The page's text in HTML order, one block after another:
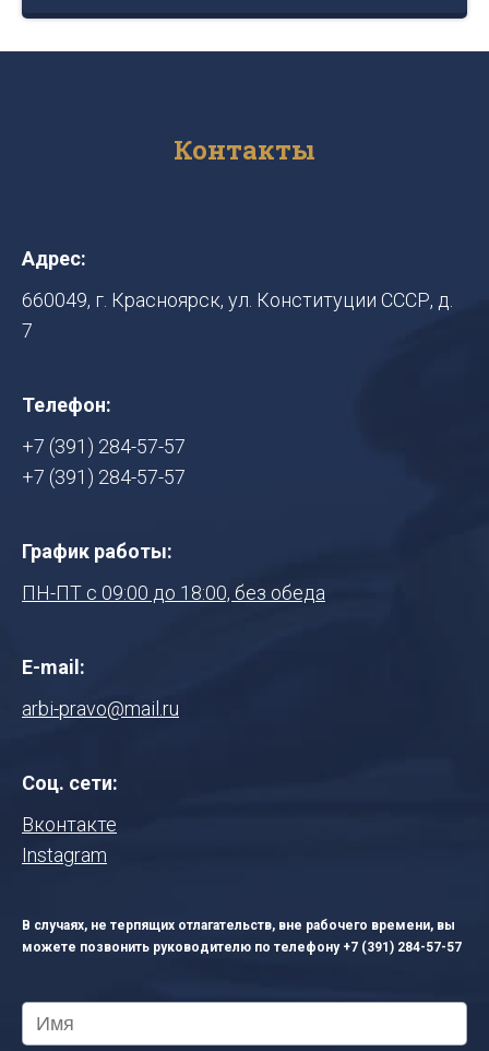
Контакты
Адрес:
660049, г. Красноярск, ул. Конституции СССР, д.
7
Телефон:
+7 (391) 284-57-57
+7 (391) 284-57-57
График работы:
ПН-ПТ с 09:00 до 18:00, без обеда
E-mail:
arbi-pravo@mail.ru
Соц. сети:
Вконтакте
Instagram
В случаях, не терпящих отлагательств, вне рабочего времени, вы
можете позвонить руководителю по телефону +7 (391) 284-57-57